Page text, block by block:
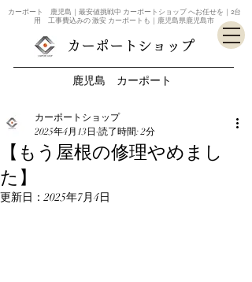
カーポートショップ
カーポート 鹿児島｜最安値挑戦中 カーポートショップ へお任せを｜2台
用 工事費込みの 激安 カーポートも｜鹿児島県鹿児島市
鹿児島 カーポート
【もう屋根の修理やめまし
た】
カーポートショップ
2025年4月13日 読了時間: 2分
更新日：2025年7月4日